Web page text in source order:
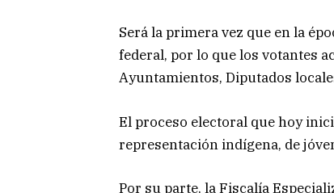
Será la primera vez que en la
federal, por lo que los votantes
Ayuntamientos, Diputados
El proceso electoral que hoy
representación indígena, de
Por su parte, la Fiscalía